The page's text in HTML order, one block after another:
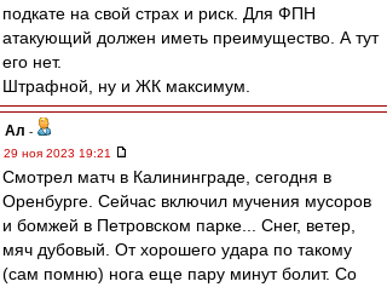
подкате на свой страх и риск. Для ФПН
атакующий должен иметь преимущество. А тут
его нет.
Штрафной, ну и ЖК максимум.
Ал -
29 ноя 2023 19:21
Смотрел матч в Калининграде, сегодня в
Оренбурге. Сейчас включил мучения мусоров
и бомжей в Петровском парке... Снег, ветер,
мяч дубовый. От хорошего удара по такому
(сам помню) нога еще пару минут болит. Со